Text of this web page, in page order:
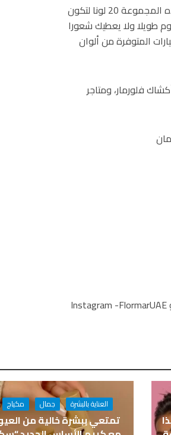
تشمل هذه المجموعة 20 لونا لتكون
طويلا ولا يعطيك شعورا
المتوفرة من ألوان
فلورمار، ومتاجر
لاكتشاف المزيد ومواكبة آخر الأخبار ، تفضل بزيارة صفحات Flormar على Facebook و Instagram -FlormarUAE
العناية بالبشرة جمال مكياج
تمتعي ببشرة خالية من